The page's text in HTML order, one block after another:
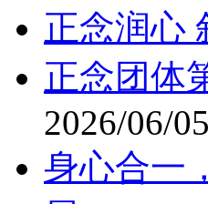
正念润心
正念团体
2026/06/05
身心合一